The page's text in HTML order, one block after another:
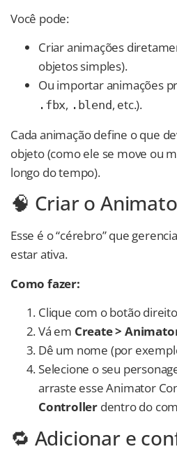
Você pode:
Criar animações
objetos simples).
Ou importar animações
.fbx, .blend, etc.).
Cada animação define o que
objeto (como ele se move ou
longo do tempo).
🧠 Criar o
Esse é o “cérebro” que
estar ativa.
Como fazer:
Clique com o botão
Vá em Create >
Dê um nome (por
Selecione o seu
arraste esse Animator
Controller dentro do
🔁 Adicionar e